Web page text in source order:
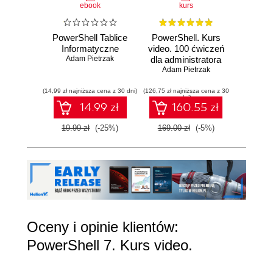
ebook
PowerShell Tablice
Informatyczne
Adam Pietrzak
(14,99 zł najniższa cena z 30 dni)
14.99 zł
19.99 zł (-25%)
kurs
PowerShell. Kurs
video. 100 ćwiczeń
dla administratora
Windows
Adam Pietrzak
(126,75 zł najniższa cena z 30
dni)
160.55 zł
169.00 zł (-5%)
Oceny i opinie klientów:
PowerShell 7. Kurs video.